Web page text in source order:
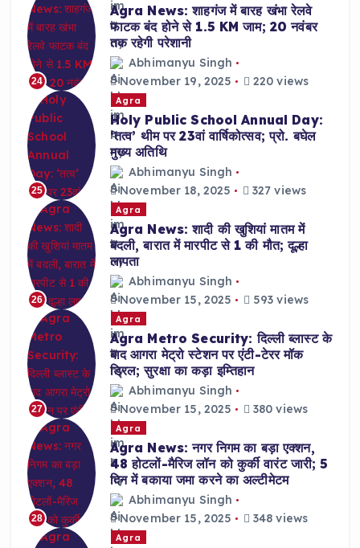
24
Agra News: शाहगंज में बारह खंभा रेलवे
फाटक बंद होने से 1.5 KM जाम; 20 नवंबर
तक रहेगी परेशानी
Abhimanyu Singh
November 19, 2025
220 views
25
Agra
Holy Public School Annual Day:
‘तत्व’ थीम पर 23वां वार्षिकोत्सव; प्रो. बघेल
मुख्य अतिथि
Abhimanyu Singh
November 18, 2025
327 views
26
Agra
Agra News: शादी की खुशियां मातम में
बदली, बारात में मारपीट से 1 की मौत; दूल्हा
लापता
Abhimanyu Singh
November 15, 2025
593 views
27
Agra
Agra Metro Security: दिल्ली ब्लास्ट के
बाद आगरा मेट्रो स्टेशन पर एंटी-टेरर मॉक
ड्रिल; सुरक्षा का कड़ा इम्तिहान
Abhimanyu Singh
November 15, 2025
380 views
28
Agra
Agra News: नगर निगम का बड़ा एक्शन,
48 होटलों-मैरिज लॉन को कुर्की वारंट जारी; 5
दिन में बकाया जमा करने का अल्टीमेटम
Abhimanyu Singh
November 15, 2025
348 views
Agra